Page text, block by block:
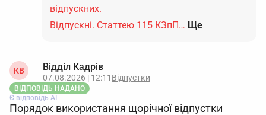
відпускних.
Відпускні. Статтею 115 КЗпП… Ще
КВ Відділ Кадрів
07.08.2026 | 12:11 Відпустки
ВІДПОВІДЬ НАДАНО
Є відповідь АІ
Порядок використання щорічної відпустки